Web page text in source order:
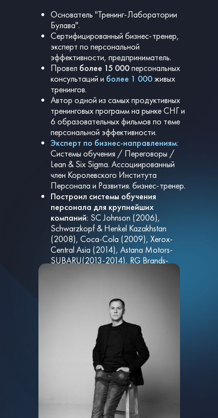
Основатель "Тренинг-Лаборатории
Булава".
Сертифицированный бизнес-тренер,
эксперт по персональной
эффективности, предприниматель.
Провел более 15 000персональных
консультаций и более 1 000живых
тренингов.
Автор одной из самых продуктивных
тренинговых программ на рынке СНГ и
6 образовательных фильмов по теме
персональной эффективности.
Эксперт по бизнес-направлениям:
Системы обучения / Переговоры /
Lean & Six Sigma. Ассоциированный
член Королевского Института
Персонала и Развития. бизнес-тренер.
Построил системы обучения
персонала для крупнейших
компаний: SC Johnson (2006),
Schwarzkopf & Henkel Kazakhstan
(2008), Coca-Cola (2009), Xerox-
Central Asia (2014), Astana Motors-
SUBARU(2013-2014), RG Brands-